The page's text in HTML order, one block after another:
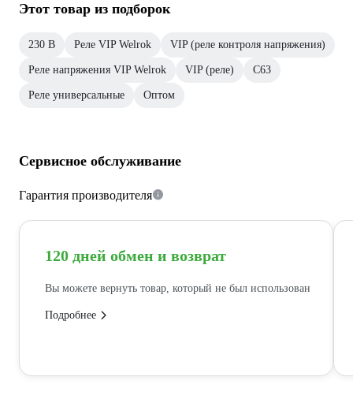
Этот товар из подборок
230 В Реле VIP Welrok VIP (реле контроля напряжения)
Реле напряжения VIP Welrok VIP (реле) С63
Реле универсальные Оптом
Сервисное обслуживание
Гарантия производителя
120 дней обмен и возврат
Вы можете вернуть товар, который не был использован
Подробнее